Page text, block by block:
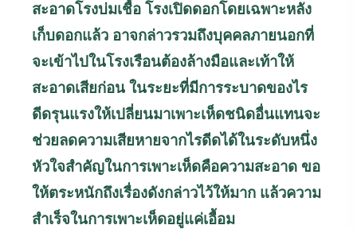
สะอาดโรงบ่มเชื้อ โรงเปิดดอกโดยเฉพาะหลัง
เก็บดอกแล้ว อาจกล่าวรวมถึงบุคคลภายนอกที่
จะเข้าไปในโรงเรือนต้องล้างมือและเท้าให้
สะอาดเสียก่อน ในระยะที่มีการระบาดของไร
ดีดรุนแรงให้เปลี่ยนมาเพาะเห็ดชนิดอื่นแทนจะ
ช่วยลดความเสียหายจากไรดีดได้ในระดับหนึ่ง
หัวใจสำคัญในการเพาะเห็ดคือความสะอาด ขอ
ให้ตระหนักถึงเรื่องดังกล่าวไว้ให้มาก แล้วความ
สำเร็จในการเพาะเห็ดอยู่แค่เอื้อม